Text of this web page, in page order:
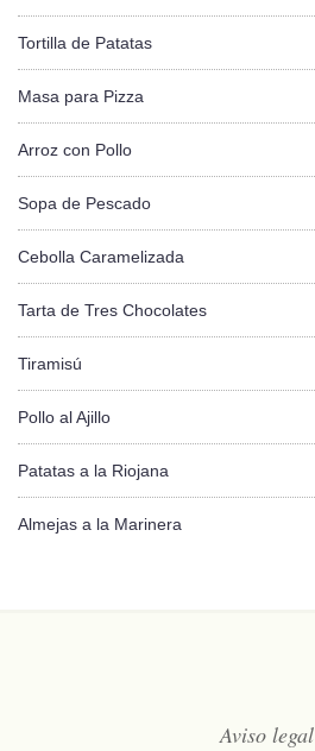
Tortilla de Patatas
Masa para Pizza
Arroz con Pollo
Sopa de Pescado
Cebolla Caramelizada
Tarta de Tres Chocolates
Tiramisú
Pollo al Ajillo
Patatas a la Riojana
Almejas a la Marinera
Aviso legal